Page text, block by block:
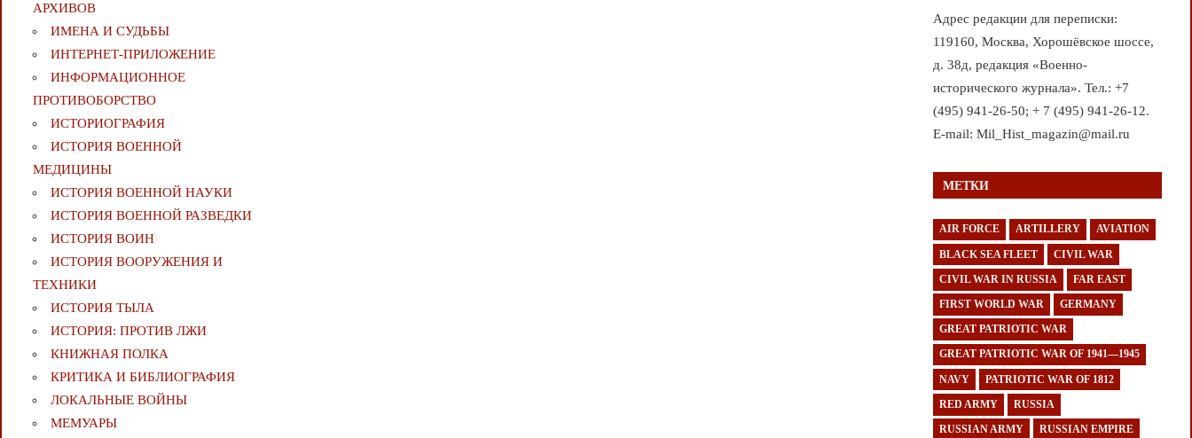
АРХИВОВ
ИМЕНА И СУДЬБЫ
ИНТЕРНЕТ-ПРИЛОЖЕНИЕ
ИНФОРМАЦИОННОЕ
ПРОТИВОБОРСТВО
ИСТОРИОГРАФИЯ
ИСТОРИЯ ВОЕННОЙ
МЕДИЦИНЫ
ИСТОРИЯ ВОЕННОЙ НАУКИ
ИСТОРИЯ ВОЕННОЙ РАЗВЕДКИ
ИСТОРИЯ ВОИН
ИСТОРИЯ ВООРУЖЕНИЯ И
ТЕХНИКИ
ИСТОРИЯ ТЫЛА
ИСТОРИЯ: ПРОТИВ ЛЖИ
КНИЖНАЯ ПОЛКА
КРИТИКА И БИБЛИОГРАФИЯ
ЛОКАЛЬНЫЕ ВОЙНЫ
МЕМУАРЫ
Адрес редакции для переписки:
119160, Москва, Хорошёвское шоссе,
д. 38д, редакция «Военно-
исторического журнала». Тел.: +7
(495) 941-26-50; + 7 (495) 941-26-12.
E-mail: Mil_Hist_magazin@mail.ru
МЕТКИ
AIR FORCE ARTILLERY AVIATION
BLACK SEA FLEET CIVIL WAR
CIVIL WAR IN RUSSIA FAR EAST
FIRST WORLD WAR GERMANY
GREAT PATRIOTIC WAR
GREAT PATRIOTIC WAR OF 1941—1945
NAVY PATRIOTIC WAR OF 1812
RED ARMY RUSSIA
RUSSIAN ARMY RUSSIAN EMPIRE